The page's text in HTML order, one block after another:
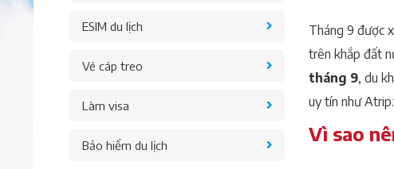
ESIM du lịch
Vé cáp treo
Làm visa
Bảo hiểm du lịch
Tháng 9 được
trên khắp đất
tháng 9, du
uy tín như
Vì sao